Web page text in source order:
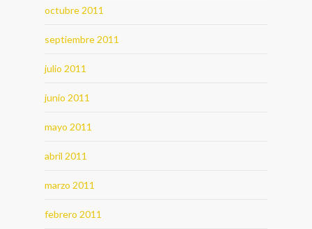
octubre 2011
septiembre 2011
julio 2011
junio 2011
mayo 2011
abril 2011
marzo 2011
febrero 2011